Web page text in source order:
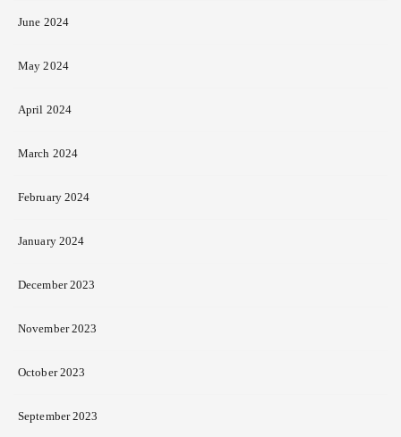
June 2024
May 2024
April 2024
March 2024
February 2024
January 2024
December 2023
November 2023
October 2023
September 2023